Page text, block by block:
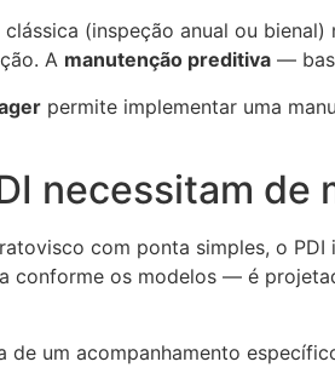
(inspeção anual ou
A manutenção preditiva —
permite implementar uma
necessitam
com ponta simples, o PDI
conforme os modelos — é
de um acompanhamento